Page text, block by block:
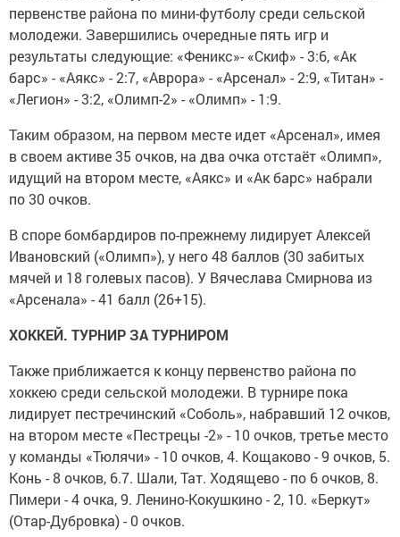
первенстве района по мини-футболу среди сельской
молодежи. Завершились очередные пять игр и
результаты следующие: «Феникс»- «Скиф» - 3:6, «Ак
барс» - «Аякс» - 2:7, «Аврора» - «Арсенал» - 2:9, «Титан» -
«Легион» - 3:2, «Олимп-2» - «Олимп» - 1:9.
Таким образом, на первом месте идет «Арсенал», имея
в своем активе 35 очков, на два очка отстаёт «Олимп»,
идущий на втором месте, «Аякс» и «Ак барс» набрали
по 30 очков.
В споре бомбардиров по-прежнему лидирует Алексей
Ивановский («Олимп»), у него 48 баллов (30 забитых
мячей и 18 голевых пасов). У Вячеслава Смирнова из
«Арсенала» - 41 балл (26+15).
ХОККЕЙ. ТУРНИР ЗА ТУРНИРОМ
Также приближается к концу первенство района по
хоккею среди сельской молодежи. В турнире пока
лидирует пестречинский «Соболь», набравший 12 очков,
на втором месте «Пестрецы -2» - 10 очков, третье место
у команды «Тюлячи» - 10 очков, 4. Кощаково - 9 очков, 5.
Конь - 8 очков, 6.7. Шали, Тат. Ходящево - по 6 очков, 8.
Пимери - 4 очка, 9. Ленино-Кокушкино - 2, 10. «Беркут»
(Отар-Дубровка) - 0 очков.